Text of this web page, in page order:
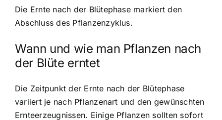
Die Ernte nach der Blütephase markiert den
Abschluss des Pflanzenzyklus.
Wann und wie man Pflanzen nach
der Blüte erntet
Die Zeitpunkt der Ernte nach der Blütephase
variiert je nach Pflanzenart und den gewünschten
Ernteerzeugnissen. Einige Pflanzen sollten sofort